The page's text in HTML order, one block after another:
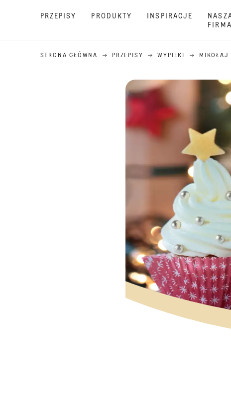
PRZEPISY PRODUKTY INSPIRACJE
FIRMA
STRONA GŁÓWNA PRZEPISY WYPIEKI MIKOŁAJ